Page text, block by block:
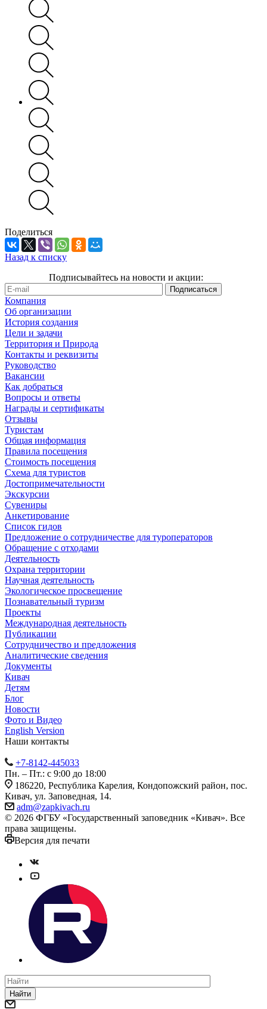
Поделиться
Назад к списку
Подписывайтесь на новости и акции:
Компания
Об организации
История создания
Цели и задачи
Территория и Природа
Контакты и реквизиты
Руководство
Вакансии
Как добраться
Вопросы и ответы
Награды и сертификаты
Отзывы
Туристам
Общая информация
Правила посещения
Стоимость посещения
Схема для туристов
Достопримечательности
Экскурсии
Сувениры
Анкетирование
Список гидов
Предложение о сотрудничестве для туроператоров
Обращение с отходами
Деятельность
Охрана территории
Научная деятельность
Экологическое просвещение
Познавательный туризм
Проекты
Международная деятельность
Публикации
Сотрудничество и предложения
Аналитические сведения
Документы
Кивач
Детям
Блог
Новости
Фото и Видео
English Version
Наши контакты
+7-8142-445033
Пн. – Пт.: с 9:00 до 18:00
186220, Республика Карелия, Кондопожский район, пос.
Кивач, ул. Заповедная, 14.
adm@zapkivach.ru
© 2026 ФГБУ «Государственный заповедник «Кивач». Все
права защищены.
Версия для печати
Найти